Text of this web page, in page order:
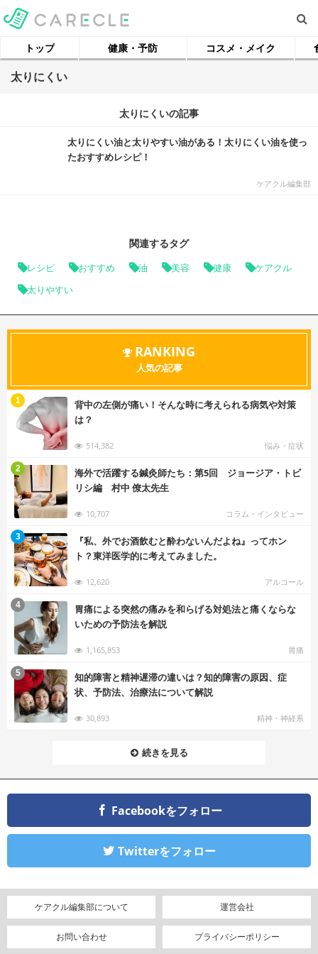
トップ 健康・予防 コスメ・メイク
太りにくい
太りにくいの記事
太りにくい油と太りやすい油がある！太りにくい油を使っ
たおすすめレシピ！
ケアクル編集部
関連するタグ
レシピ おすすめ 油 美容 健康 ケアクル
太りやすい
RANKING
人気の記事
背中の左側が痛い！そんな時に考えられる病気や対策
は？
514,382 悩み・症状
1
海外で活躍する鍼灸師たち：第5回 ジョージア・トビ
リシ編 村中 僚太先生
10,707 コラム・インタビュー
2
『私、外でお酒飲むと酔わないんだよね』ってホン
ト？東洋医学的に考えてみました。
12,620 アルコール
3
胃痛による突然の痛みを和らげる対処法と痛くならな
いための予防法を解説
1,165,853 胃痛
4
知的障害と精神遅滞の違いは？知的障害の原因、症
状、予防法、治療法について解説
30,893 精神・神経系
5
続きを見る
Facebookをフォロー
Twitterをフォロー
ケアクル編集部について 運営会社
お問い合わせ プライバシーポリシー